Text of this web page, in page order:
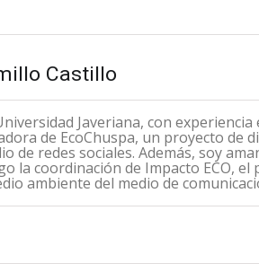
Castillo
Javeriana, con experiencia
de EcoChuspa, un proyecto de
de redes sociales. Además, soy
la coordinación de Impacto ECO, el
ambiente del medio de